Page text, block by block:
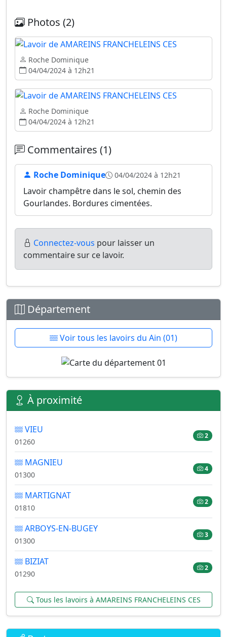
Photos (2)
Roche Dominique
04/04/2024 à 12h21
Roche Dominique
04/04/2024 à 12h21
Commentaires (1)
Roche Dominique 04/04/2024 à 12h21
Lavoir champêtre dans le sol, chemin des
Gourlandes. Bordures cimentées.
Connectez-vous pour laisser un
commentaire sur ce lavoir.
Département
Voir tous les lavoirs du Ain (01)
À proximité
VIEU
01260
2
MAGNIEU
01300
4
MARTIGNAT
01810
2
ARBOYS-EN-BUGEY
01300
3
BIZIAT
01290
2
Tous les lavoirs à AMAREINS FRANCHELEINS CES